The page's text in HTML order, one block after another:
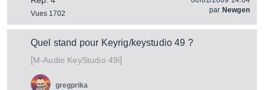
Vues 1702
par Newgen
Quel stand pour Keyrig/keystudio 49 ?
[M-Audio KeyStudio 49i]
gregprika